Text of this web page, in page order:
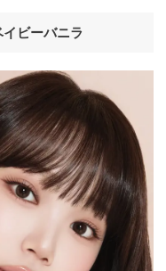
ビーバニラ